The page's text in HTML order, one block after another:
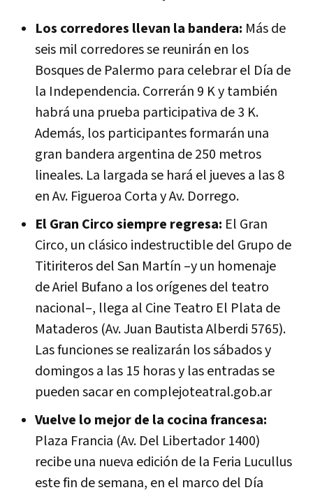
Los corredores llevan la bandera: Más de
seis mil corredores se reunirán en los
Bosques de Palermo para celebrar el Día de
la Independencia. Correrán 9 K y también
habrá una prueba participativa de 3 K.
Además, los participantes formarán una
gran bandera argentina de 250 metros
lineales. La largada se hará el jueves a las 8
en Av. Figueroa Corta y Av. Dorrego.
El Gran Circo siempre regresa: El Gran
Circo, un clásico indestructible del Grupo de
Titiriteros del San Martín –y un homenaje
de Ariel Bufano a los orígenes del teatro
nacional–, llega al Cine Teatro El Plata de
Mataderos (Av. Juan Bautista Alberdi 5765).
Las funciones se realizarán los sábados y
domingos a las 15 horas y las entradas se
pueden sacar en complejoteatral.gob.ar
Vuelve lo mejor de la cocina francesa:
Plaza Francia (Av. Del Libertador 1400)
recibe una nueva edición de la Feria Lucullus
este fin de semana, en el marco del Día